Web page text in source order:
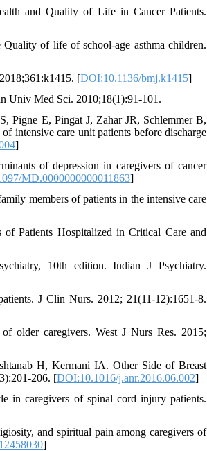
and Quality of Life in Cancer Patients.
of life of school-age asthma children.
[DOI:10.1136/bmj.k1415]
Univ Med Sci. 2010;18(1):91-101.
Pigne E, Pingat J, Zahar JR, Schlemmer B,
intensive care unit patients before discharge
]
of depression in caregivers of cancer
MD.0000000000011863]
members of patients in the intensive care
Patients Hospitalized in Critical Care and
10th edition. Indian J Psychiatry.
J Clin Nurs. 2012; 21(11-12):1651-8.
older caregivers. West J Nurs Res. 2015;
H, Kermani IA. Other Side of Breast
206. [DOI:10.1016/j.anr.2016.06.002]
in caregivers of spinal cord injury patients.
and spiritual pain among caregivers of
]